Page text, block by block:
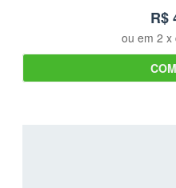
R$
ou em 2 x